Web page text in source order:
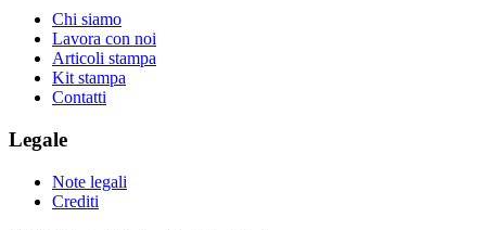
Chi siamo
Lavora con noi
Articoli stampa
Kit stampa
Contatti
Legale
Note legali
Crediti